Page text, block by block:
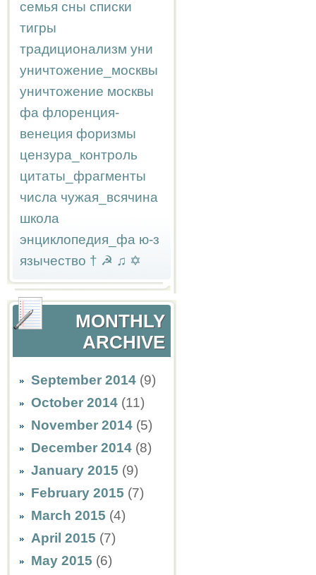
семья сны списки
тигры
традиционализм уни
уничтожение_москвы
уничтожение москвы
фа флоренция-
венеция форизмы
цензура_контроль
цитаты_фрагменты
числа чужая_всячина
школа
энциклопедия_фа ю-з
язычество † ☭ ♫ ✡
MONTHLY
ARCHIVE
September 2014 (9)
October 2014 (11)
November 2014 (5)
December 2014 (8)
January 2015 (9)
February 2015 (7)
March 2015 (4)
April 2015 (7)
May 2015 (6)